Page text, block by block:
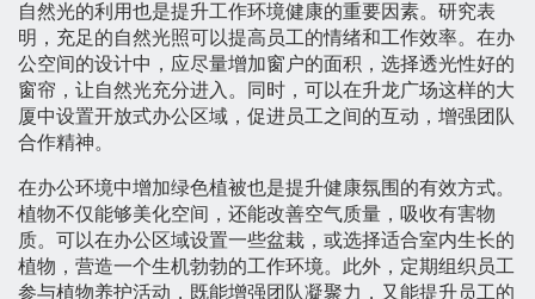
自然光的利用也是提升工作环境健康的重要因素。研究表
明，充足的自然光照可以提高员工的情绪和工作效率。在办
公空间的设计中，应尽量增加窗户的面积，选择透光性好的
窗帘，让自然光充分进入。同时，可以在升龙广场这样的大
厦中设置开放式办公区域，促进员工之间的互动，增强团队
合作精神。
在办公环境中增加绿色植被也是提升健康氛围的有效方式。
植物不仅能够美化空间，还能改善空气质量，吸收有害物
质。可以在办公区域设置一些盆栽，或选择适合室内生长的
植物，营造一个生机勃勃的工作环境。此外，定期组织员工
参与植物养护活动，既能增强团队凝聚力，又能提升员工的